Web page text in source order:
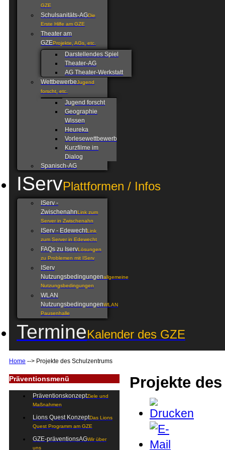
GZE
Schulsanitäts-AGDie
Erste Hilfe am GZE
Theater am
GZEProjekte, AGs, etc.
Darstellendes Spiel
Theater-AG
AG Theater-Werkstatt
WettbewerbeJugend
forscht, etc.
Jugend forscht
Geographie
Wissen
Heureka
Vorlesewettbewerb
Kurzfilme im
Dialog
Spanisch-AG
IServPlattformen / Infos
IServ -
ZwischenahnLink zum
Server in Zwischenahn
IServ - EdewechtLink
zum Server in Edewecht
FAQs zu IservLösungen
zu Problemen mit IServ
IServ
Nutzungsbedingungenallgemeine
Nutzungsbedingungen
WLAN
NutzungsbedingungenWLAN
Pausenhalle
TermineKalender des GZE
Home --> Projekte des Schulzentrums
Projekte
Präventionsmenü
PräventionskonzeptZiele und
Maßnahmen
Lions Quest KonzeptDas Lions
Quest Programm am GZE
GZE-präventionsAGWir über
uns